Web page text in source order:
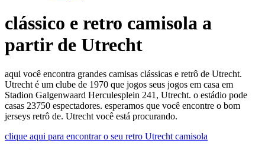
clássico e retro camisola a
partir de Utrecht
aqui você encontra grandes camisas clássicas e retrô de Utrecht.
Utrecht é um clube de 1970 que jogos seus jogos em casa em
Stadion Galgenwaard Herculesplein 241, Utrecht. o estádio pode
casas 23750 espectadores. esperamos que você encontre o bom
jerseys retrô de. Utrecht você está procurando.
clique aqui para encontrar o seu retro Utrecht camisola